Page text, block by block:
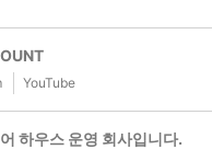
YouTube
하우스 운영 회사입니다.